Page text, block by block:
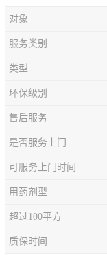
对象
服务类别
类型
环保级别
售后服务
是否服务上门
可服务上门时间
用药剂型
超过100平方
质保时间